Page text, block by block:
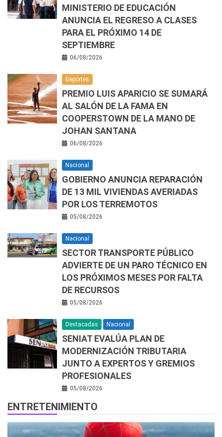
MINISTERIO DE EDUCACIÓN
ANUNCIA EL REGRESO A CLASES
PARA EL PRÓXIMO 14 DE
SEPTIEMBRE
06/08/2026
Deportes
PREMIO LUIS APARICIO SE SUMARÁ
AL SALÓN DE LA FAMA EN
COOPERSTOWN DE LA MANO DE
JOHAN SANTANA
06/08/2026
Nacional
GOBIERNO ANUNCIA REPARACIÓN
DE 13 MIL VIVIENDAS AVERIADAS
POR LOS TERREMOTOS
05/08/2026
Nacional
SECTOR TRANSPORTE PÚBLICO
ADVIERTE DE UN PARO TÉCNICO EN
LOS PRÓXIMOS MESES POR FALTA
DE RECURSOS
05/08/2026
Destacadas Nacional
SENIAT EVALÚA PLAN DE
MODERNIZACIÓN TRIBUTARIA
JUNTO A EXPERTOS Y GREMIOS
PROFESIONALES
05/08/2026
ENTRETENIMIENTO